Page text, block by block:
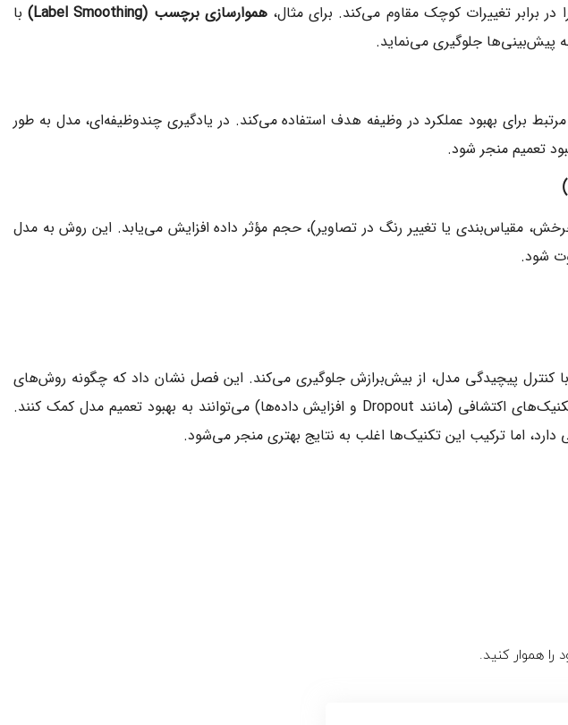
برابر تغییرات کوچک مقاوم می‌کند. برای مثال،هموارسازی برچسب (Label Smoothing)
با
پیش‌بینی‌ها جلوگیری می‌نماید.
برای بهبود عملکرد در وظیفه هدف استفاده می‌کند. در یادگیری چندوظیفه‌ای، مدل به طور
تعمیم منجر شود.
مقیاس‌بندی یا تغییر رنگ در تصاویر)، حجم مؤثر داده افزایش می‌یابد. این روش به مدل
شود.
کنترل پیچیدگی مدل، از بیش‌برازش جلوگیری می‌کند. این فصل نشان داد که چگونه روش‌های
) و ضمنی (مانند SGD) همراه با تکنیک‌های اکتشافی (مانند Dropout و افزایش داده‌ها) می‌توانند به بهبود تعمیم مدل کمک کنند.
اما ترکیب این تکنیک‌ها اغلب به نتایج بهتری منجر می‌شود.
هموار کنید.